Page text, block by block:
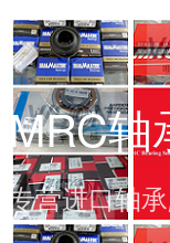
MRC
专营进口轴